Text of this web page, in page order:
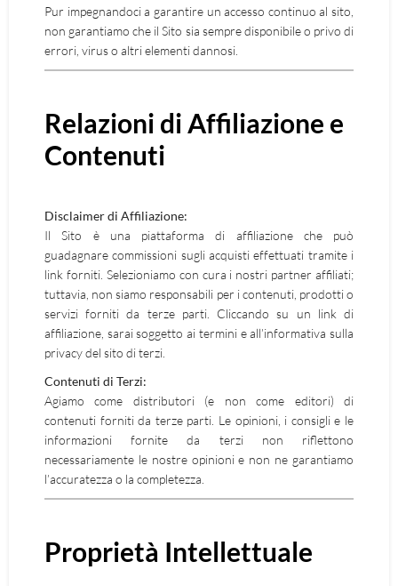
Pur impegnandoci a garantire un accesso continuo al sito,
non garantiamo che il Sito sia sempre disponibile o privo di
errori, virus o altri elementi dannosi.
Relazioni di Affiliazione e
Contenuti
Disclaimer di Affiliazione:
Il Sito è una piattaforma di affiliazione che può
guadagnare commissioni sugli acquisti effettuati tramite i
link forniti. Selezioniamo con cura i nostri partner affiliati;
tuttavia, non siamo responsabili per i contenuti, prodotti o
servizi forniti da terze parti. Cliccando su un link di
affiliazione, sarai soggetto ai termini e all’informativa sulla
privacy del sito di terzi.
Contenuti di Terzi:
Agiamo come distributori (e non come editori) di
contenuti forniti da terze parti. Le opinioni, i consigli e le
informazioni fornite da terzi non riflettono
necessariamente le nostre opinioni e non ne garantiamo
l’accuratezza o la completezza.
Proprietà Intellettuale